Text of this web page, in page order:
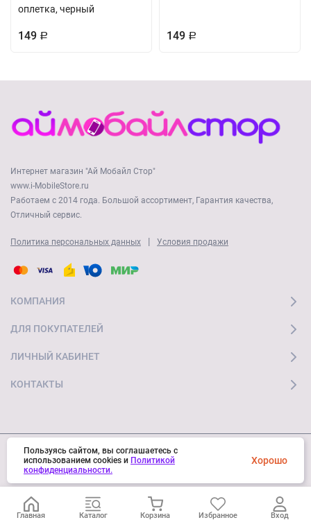
оплетка, черный
149 Р 149 Р
Интернет магазин "Ай Мобайл Стор"
www.i-MobileStore.ru
Работаем с 2014 года. Большой ассортимент, Гарантия качества,
Отличный сервис.
Политика персональных данных | Условия продажи
КОМПАНИЯ
ДЛЯ ПОКУПАТЕЛЕЙ
ЛИЧНЫЙ КАБИНЕТ
КОНТАКТЫ
© 2026 "Ай Мобайл Стор" Все права защищены
Главная Каталог Корзина Избранное Вход
Пользуясь сайтом, вы соглашаетесь с
использованием cookies и Политикой
конфиденциальности.
Хорошо